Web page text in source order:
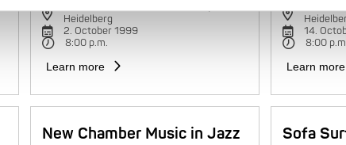
Heidelberg
2. October 1999
8:00 p.m.
Learn more
14.
8:00
Learn more
New Chamber Music in Jazz Sofa